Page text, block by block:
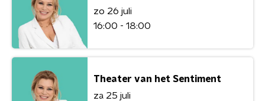
zo 26 juli
16:00 - 18:00
Theater van het Sentiment
za 25 juli